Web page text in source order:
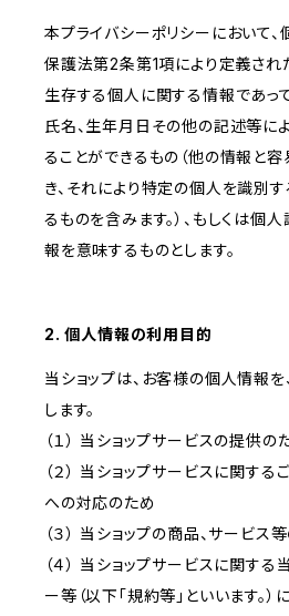
本プライバシーポリシーにおいて
保護法第2条第1項により定義され
生存する個人に関する情報であっ
氏名、生年月日その他の記述等に
ることができるもの（他の情報と
き、それにより特定の個人を識別
るものを含みます。）、もしくは個
報を意味するものとします。
2. 個人情報の利用目的
当ショップは、お客様の個人情報
します。
（１） 当ショップサービスの提供の
（２） 当ショップサービスに関す
への対応のため
（３） 当ショップの商品、サービス
（４） 当ショップサービスに関する
ー等（以下「規約等」といいます。